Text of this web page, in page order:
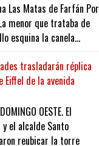
Las Matas de Farfán Por
menor que trataba de
esquina la canela...
trasladarán réplica
Eiffel de la avenida
OESTE. El
el alcalde Santo
reubicar la torre